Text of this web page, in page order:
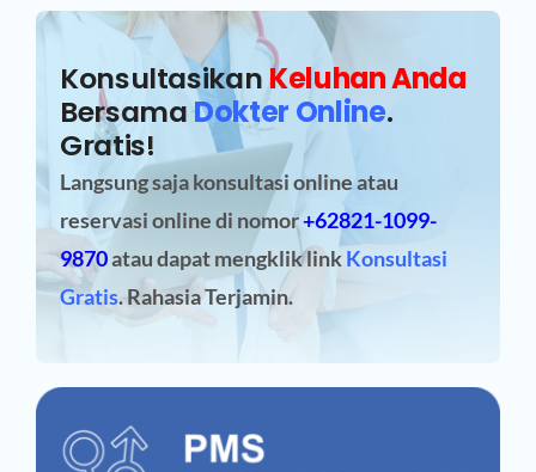
KonsultasikanKeluhan Anda
BersamaDokter Online.
Gratis!
Langsung saja konsultasi online atau
reservasi onlinedi nomor+62821-1099-
9870atau dapat mengklik linkKonsultasi
Gratis. Rahasia Terjamin.